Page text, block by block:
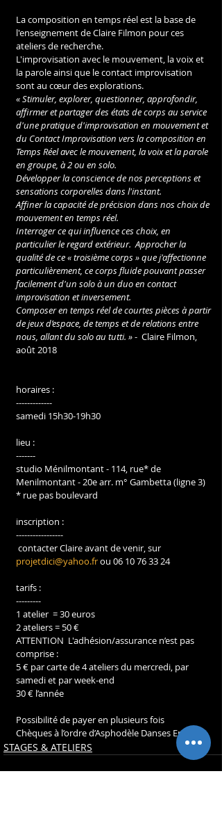
La composition en temps réel est la base de
l'enseignement de Claire Filmon pour ces
ateliers de recherche.
L'improvisation avec le mouvement, la voix et
la parole ainsi que le contact improvisation
sont au cœur des explorations.
« Stimuler, explorer, questionner, approfondir,
affirmer et partager des états de corps au service
d'une pratique d'improvisation en mouvement et
du Contact Improvisation vers la composition en
Temps Réel avec le mouvement, la voix et la parole
en groupe, à 2 ou en solo.
Développer la conscience de nos perceptions et
sensations corporelles dans l'instant.
Affiner la capacité de précision dans nos choix de
mouvement en temps réel.
Interroger ce qui influence ces choix, en
particulier le regard extérieur.  Approcher la
qualité de ce « troisième corps » que j'affectionne
particulièrement, ce corps fluide pouvant passer
facilement d'un solo à un duo en contact
improvisation et inversement.
Composer en temps réel de courtes pièces à partir
de jeux d’espace, de temps et de relations entre
nous, allant du solo au tutti. » -  Claire Filmon,
août 2018
horaires :
-------------
samedi 15h30-19h30
lieu :
-------
studio Ménilmontant - 114, rue* de
Menilmontant - 20e arr. m° Gambetta (ligne 3)
* rue pas boulevard
inscription :
-----------------
contacter Claire avant de venir, sur
projetdici@yahoo.fr ou 06 10 76 33 24
tarifs :
---------
1 atelier  = 30 euros
2 ateliers = 50 €
ATTENTION  L'adhésion/assurance n’est pas
comprise :
5 € par carte de 4 ateliers du mercredi, par
samedi et par week-end
30 € l’année
Possibilité de payer en plusieurs fois
Chèques à l’ordre d’Asphodèle Danses Envol
STAGES & ATELIERS